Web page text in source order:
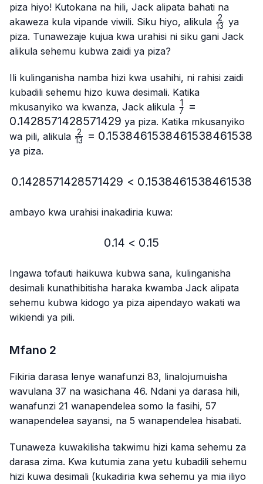
piza hiyo! Kutokana na hili, Jack alipata bahati na
akaweza kula vipande viwili. Siku hiyo, alikula \frac{2}
{13}
13
2
ya
piza. Tunawezaje kujua kwa urahisi ni siku gani Jack
alikula sehemu kubwa zaidi ya piza?
Ili kulinganisha namba hizi kwa usahihi, ni rahisi zaidi
kubadili sehemu hizo kuwa desimali. Katika
mkusanyiko wa kwanza, Jack alikula \frac{1}
7
1
=
0.1428571428571429 ya piza. Katika mkusanyiko
wa pili, alikula \frac{2}
13
2 = 0.1538461538461538461538
ya piza.
0.1428571428571429 <
0.1428571428571429 < 0.1538461538461538
ambayo kwa urahisi inakadiria kuwa:
0.14 < 0.15
0.14 < 0.15
Ingawa tofauti haikuwa kubwa sana, kulinganisha
desimali kunathibitisha haraka kwamba Jack alipata
sehemu kubwa kidogo ya piza aipendayo wakati wa
wikiendi ya pili.
Mfano 2
Fikiria darasa lenye wanafunzi 83, linalojumuisha
wavulana 37 na wasichana 46. Ndani ya darasa hili,
wanafunzi 21 wanapendelea somo la fasihi, 57
wanapendelea sayansi, na 5 wanapendelea hisabati.
Tunaweza kuwakilisha takwimu hizi kama sehemu za
darasa zima. Kwa kutumia zana yetu kubadili sehemu
hizi kuwa desimali (kukadiria kwa sehemu ya mia iliyo